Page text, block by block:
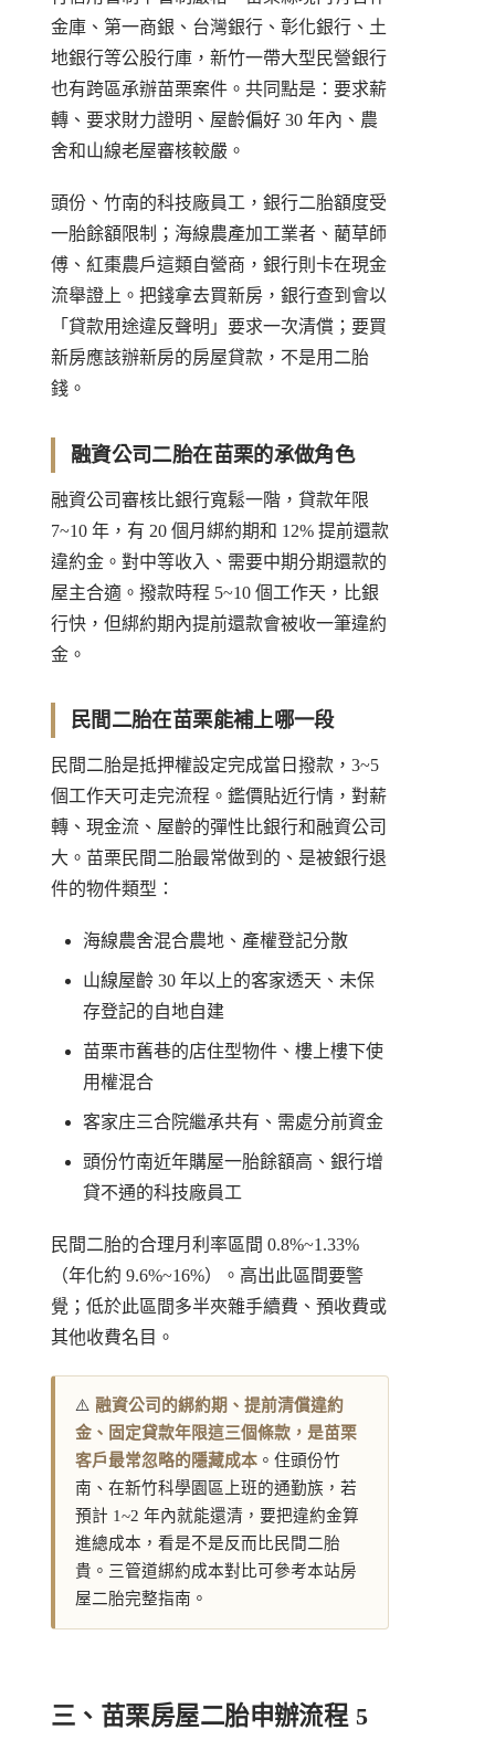
金庫、第一商銀、台灣銀行、彰化銀行、土
地銀行等公股行庫，新竹一帶大型民營銀行
也有跨區承辦苗栗案件。共同點是：要求薪
轉、要求財力證明、屋齡偏好 30 年內、農
舍和山線老屋審核較嚴。
頭份、竹南的科技廠員工，銀行二胎額度受
一胎餘額限制；海線農產加工業者、藺草師
傅、紅棗農戶這類自營商，銀行則卡在現金
流舉證上。把錢拿去買新房，銀行查到會以
「貸款用途違反聲明」要求一次清償；要買
新房應該辦新房的房屋貸款，不是用二胎
錢。
融資公司二胎在苗栗的承做角色
融資公司審核比銀行寬鬆一階，貸款年限
7~10 年，有 20 個月綁約期和 12% 提前還款
違約金。對中等收入、需要中期分期還款的
屋主合適。撥款時程 5~10 個工作天，比銀
行快，但綁約期內提前還款會被收一筆違約
金。
民間二胎在苗栗能補上哪一段
民間二胎是抵押權設定完成當日撥款，3~5
個工作天可走完流程。鑑價貼近行情，對薪
轉、現金流、屋齡的彈性比銀行和融資公司
大。苗栗民間二胎最常做到的、是被銀行退
件的物件類型：
海線農舍混合農地、產權登記分散
山線屋齡 30 年以上的客家透天、未保
存登記的自地自建
苗栗市舊巷的店住型物件、樓上樓下使
用權混合
客家庄三合院繼承共有、需處分前資金
頭份竹南近年購屋一胎餘額高、銀行增
貸不通的科技廠員工
民間二胎的合理月利率區間 0.8%~1.33%
（年化約 9.6%~16%）。高出此區間要警
覺；低於此區間多半夾雜手續費、預收費或
其他收費名目。
⚠️ 融資公司的綁約期、提前清償違約
金、固定貸款年限這三個條款，是苗栗
客戶最常忽略的隱藏成本 。住頭份竹
南、在新竹科學園區上班的通勤族，若
預計 1~2 年內就能還清，要把違約金算
進總成本，看是不是反而比民間二胎
貴。三管道綁約成本對比可參考本站房
屋二胎完整指南 。
三、苗栗房屋二胎申辦流程 5